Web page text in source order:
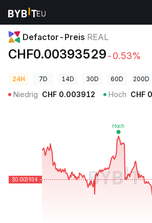
Krypto-Preise
Defactor-Preis REAL
CHF0.00393529-0.53%
24H 7D 14D 30D 60D 200D
Niedrig CHF 0.003912 Hoch CHF